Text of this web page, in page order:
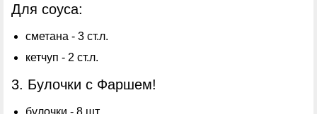
Для соуса:
сметана - 3 ст.л.
кетчуп - 2 ст.л.
3. Булочки с Фаршем!